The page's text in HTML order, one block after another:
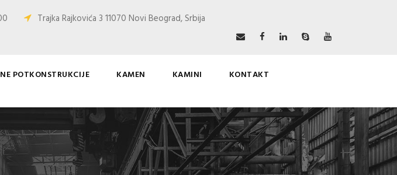
Trajka Rajkovića 3 11070 Novi Beograd, Srbija
POTKONSTRUKCIJE KAMEN KAMINI KONTAKT